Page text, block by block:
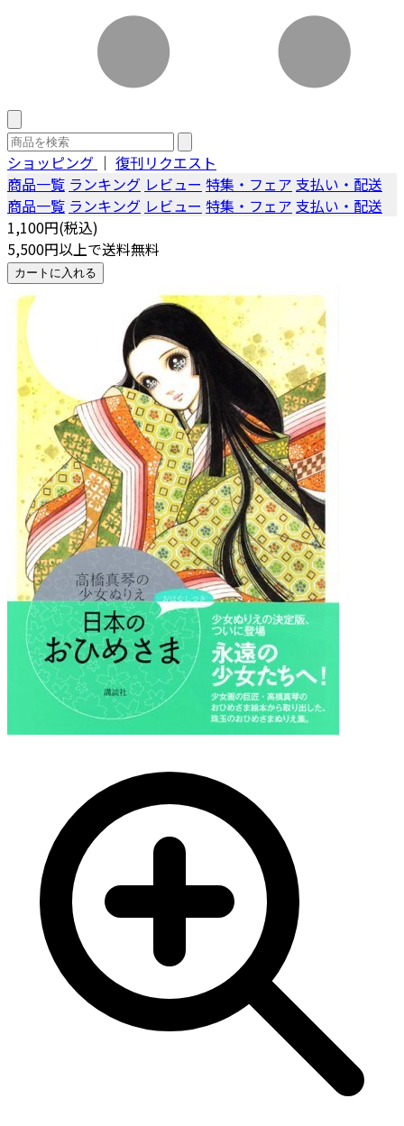
ショッピング ｜ 復刊リクエスト
商品一覧 ランキング レビュー 特集・フェア 支払い・配送
商品一覧 ランキング レビュー 特集・フェア 支払い・配送
1,100円(税込)
5,500円以上で送料無料
カートに入れる